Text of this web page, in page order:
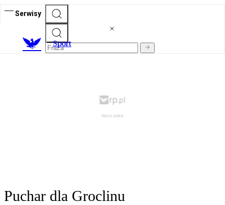
Serwisy
Sport
Puchar dla Groclinu